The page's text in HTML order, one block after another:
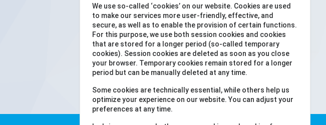
We use so-called ‘cookies’ on our website. Cookies are used
to make our services more user-friendly, effective, and
secure, as well as to enable the provision of certain functions.
For this purpose, we use both session cookies and cookies
that are stored for a longer period (so-called temporary
cookies). Session cookies are deleted as soon as you close
your browser. Temporary cookies remain stored for a longer
period but can be manually deleted at any time.
Some cookies are technically essential, while others help us
optimize your experience on our website. You can adjust your
preferences at any time.